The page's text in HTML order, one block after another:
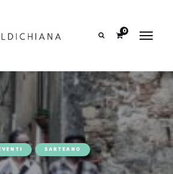
0
SARTEANO